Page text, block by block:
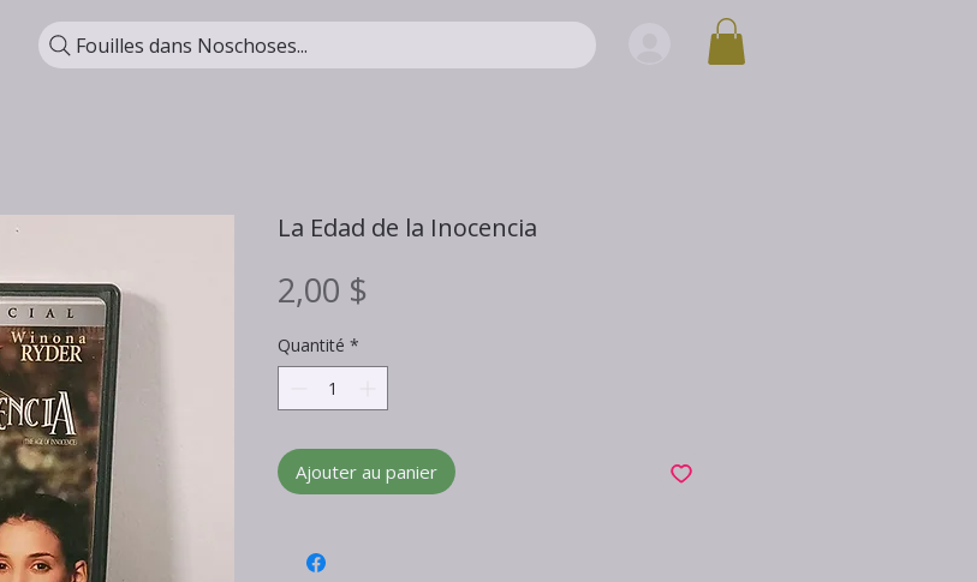
Fouilles dans Noschoses...
La Edad de la Inocencia
2,00 $
Quantité *
Ajouter au panier